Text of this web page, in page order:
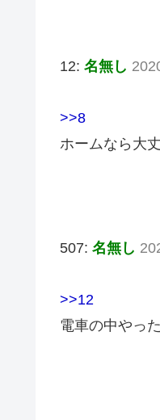
12: 名無し
>>8
ホームなら大
507: 名無し
>>12
電車の中やっ